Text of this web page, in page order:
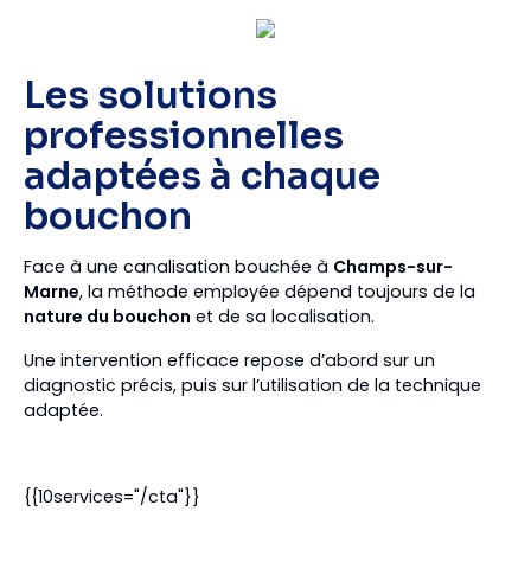
Les solutions
professionnelles
adaptées à chaque
bouchon
Face à une canalisation bouchée à Champs-sur-
Marne, la méthode employée dépend toujours de la
nature du bouchon et de sa localisation.
Une intervention efficace repose d’abord sur un
diagnostic précis, puis sur l’utilisation de la technique
adaptée.
{{10services="/cta"}}